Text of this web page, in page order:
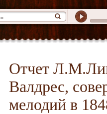
Отчет
Валдрес,
мелодий в